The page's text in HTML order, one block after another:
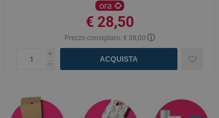
ora
€ 28,50
Prezzo consigliato: € 38,00 ⓘ
i
h
ACQUISTA